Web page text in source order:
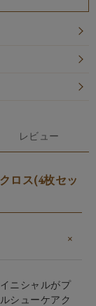
レビュー
ロス(4枚セッ
ニシャルがプ
シューケアク